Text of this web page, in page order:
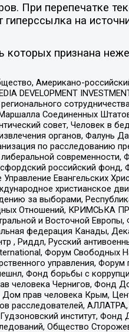
При перепечатке
на
которых признана
Американо-
Соединенных
совет, Человек в
органов, Фалунь
по расследованию
современности,
российский фонд,
Евангельских
христианское
за выборами,
Отношений, КРИМСЬКА
и Восточной
федерация Канады,
, Риддл, Русский
Форум Свободных
управления, Форум
Фонд борьбы с
человека Чернигов, Фонд
прав человека Крым,
расследователей,
институт, Фонд
Общество